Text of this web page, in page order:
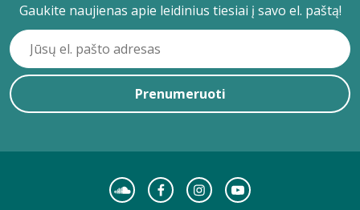
Gaukite naujienas apie leidinius tiesiai į savo el. paštą!
Prenumeruoti